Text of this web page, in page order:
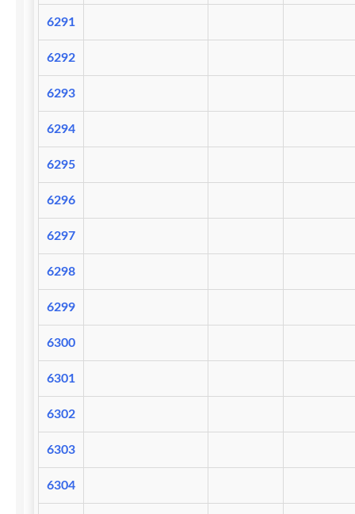
6291
6292
6293
6294
6295
6296
6297
6298
6299
6300
6301
6302
6303
6304